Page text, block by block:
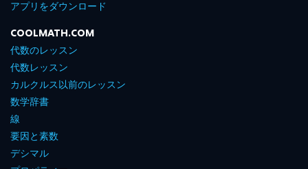
アプリをダウンロード
COOLMATH.COM
代数のレッスン
代数レッスン
カルクルス以前のレッスン
数学辞書
線
要因と素数
デシマル